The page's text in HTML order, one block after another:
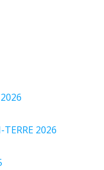
2026